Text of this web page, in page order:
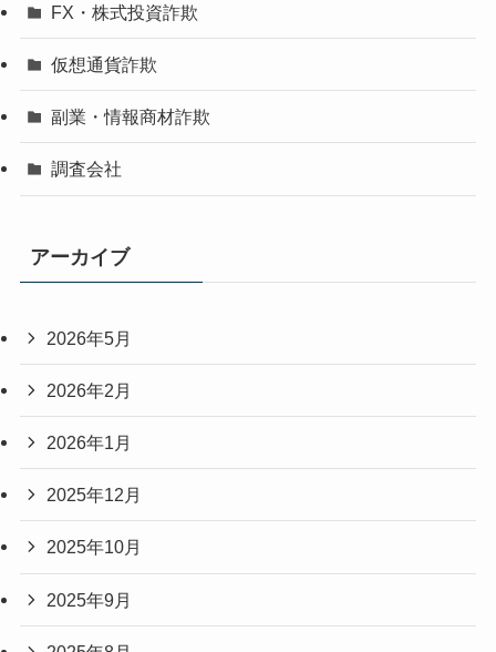
FX・株式投資詐欺
仮想通貨詐欺
副業・情報商材詐欺
調査会社
アーカイブ
2026年5月
2026年2月
2026年1月
2025年12月
2025年10月
2025年9月